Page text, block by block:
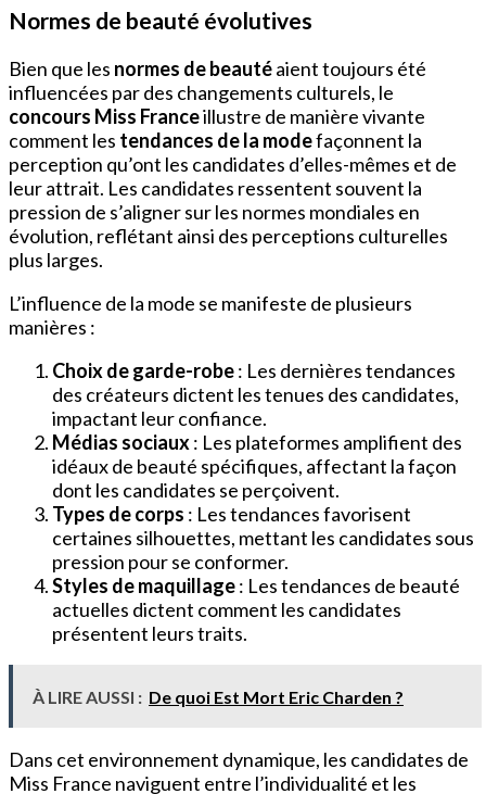
Normes de beauté évolutives
Bien que les normes de beautéaient toujours été
influencées par des changements culturels, le
concours Miss Franceillustre de manière vivante
comment les tendances de la modefaçonnent la
perception qu’ont les candidates d’elles-mêmes et de
leur attrait. Les candidates ressentent souvent la
pression de s’aligner sur les normes mondiales en
évolution, reflétant ainsi des perceptions culturelles
plus larges.
L’influence de la mode se manifeste de plusieurs
manières :
Choix de garde-robe: Les dernières tendances
des créateurs dictent les tenues des candidates,
impactant leur confiance.
Médias sociaux: Les plateformes amplifient des
idéaux de beauté spécifiques, affectant la façon
dont les candidates se perçoivent.
Types de corps : Les tendances favorisent
certaines silhouettes, mettant les candidates sous
pression pour se conformer.
Styles de maquillage: Les tendances de beauté
actuelles dictent comment les candidates
présentent leurs traits.
À LIRE AUSSI : De quoi Est Mort Eric Charden ?
Dans cet environnement dynamique, les candidates de
Miss France naviguent entre l’individualité et les